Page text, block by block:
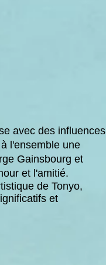
avec des influences
l'ensemble une
Gainsbourg et
et l'amitié.
de Tonyo,
et